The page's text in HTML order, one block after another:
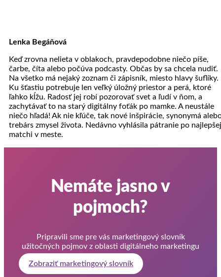
Lenka Begáňová
Keď zrovna nelieta v oblakoch, pravdepodobne niečo píše,
čarbe, číta alebo počúva podcasty. Občas by sa chcela nudiť.
Na všetko má nejaký zoznam či zápisník, miesto hlavy šuflíky.
Ku šťastiu potrebuje len veľký úložný priestor a perá, ktoré
ľahko kĺžu. Radosť jej robí pozorovať svet a ľudí v ňom, a
zachytávať to na starý digitálny foťák po mamke. A neustále
niečo hľadá! Ak nie kľúče, tak nové inšpirácie, synonymá
trebárs zmysel života. Nedávno vyhlásila pátranie po najlepšej
matchi v meste.
Nemáte jasno v
pojmoch?
Pripravili sme pre vás marketingový slovník
užitočných pojmov z oblasti digitálneho marketingu
Zobraziť marketingový slovník